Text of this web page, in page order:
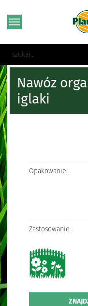
Nawóz
iglaki
Opakowanie:
Zastosowanie: